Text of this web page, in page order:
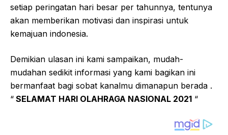
setiap peringatan hari besar per tahunnya, tentunya
akan memberikan motivasi dan inspirasi untuk
kemajuan indonesia.
Demikian ulasan ini kami sampaikan, mudah-
mudahan sedikit informasi yang kami bagikan ini
bermanfaat bagi sobat kanalmu dimanapun berada .
“ SELAMAT HARI OLAHRAGA NASIONAL 2021 “